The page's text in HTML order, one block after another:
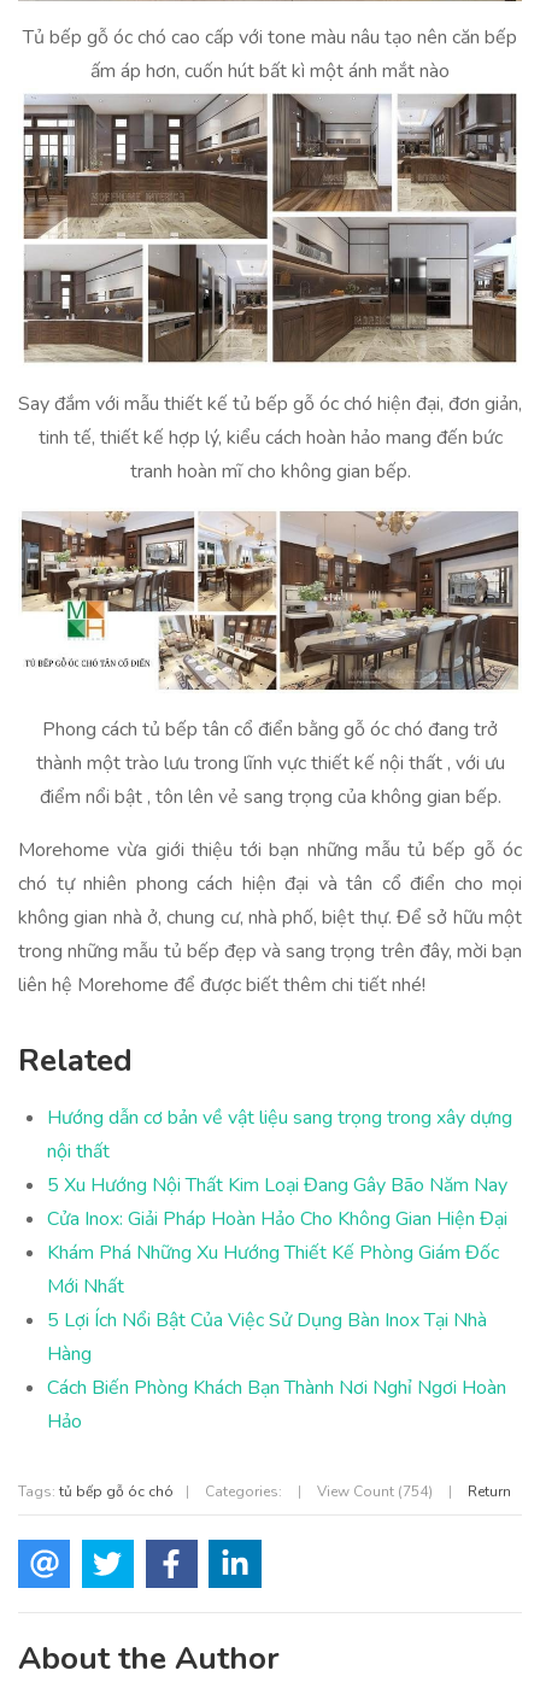
Tủ bếp gỗ óc chó cao cấp với tone màu nâu tạo nên căn bếp
ấm áp hơn, cuốn hút bất kì một ánh mắt nào
Say đắm với mẫu thiết kế tủ bếp gỗ óc chó hiện đại, đơn giản,
tinh tế, thiết kế hợp lý, kiểu cách hoàn hảo mang đến bức
tranh hoàn mĩ cho không gian bếp.
Phong cách tủ bếp tân cổ điển bằng gỗ óc chó đang trở
thành một trào lưu trong lĩnh vực thiết kế nội thất , với ưu
điểm nổi bật , tôn lên vẻ sang trọng của không gian bếp.
Morehome vừa giới thiệu tới bạn những mẫu tủ bếp gỗ óc
chó tự nhiên phong cách hiện đại và tân cổ điển cho mọi
không gian nhà ở, chung cư, nhà phố, biệt thự. Để sở hữu một
trong những mẫu tủ bếp đẹp và sang trọng trên đây, mời bạn
liên hệ Morehome để được biết thêm chi tiết nhé!
Related
Hướng dẫn cơ bản về vật liệu sang trọng trong xây dựng
nội thất
5 Xu Hướng Nội Thất Kim Loại Đang Gây Bão Năm Nay
Cửa Inox: Giải Pháp Hoàn Hảo Cho Không Gian Hiện Đại
Khám Phá Những Xu Hướng Thiết Kế Phòng Giám Đốc
Mới Nhất
5 Lợi Ích Nổi Bật Của Việc Sử Dụng Bàn Inox Tại Nhà
Hàng
Cách Biến Phòng Khách Bạn Thành Nơi Nghỉ Ngơi Hoàn
Hảo
Tags: tủ bếp gỗ óc chó | Categories: | View Count (754) | Return
About the Author